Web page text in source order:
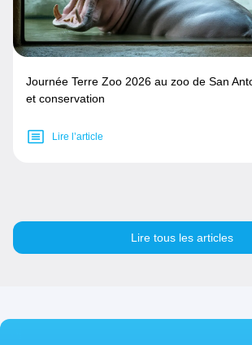
Journée Terre Zoo 2026 au zoo de San
et conservation
Lire l’article
Lire tous les articles